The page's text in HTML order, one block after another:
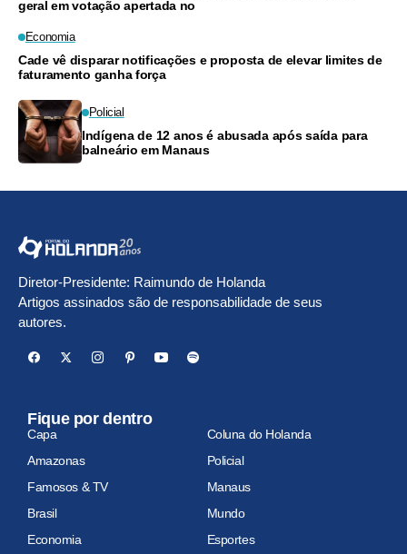
geral em votação apertada no
Economia
Cade vê disparar notificações e proposta de elevar limites de
faturamento ganha força
Policial
Indígena de 12 anos é abusada após saída para
balneário em Manaus
Diretor-Presidente: Raimundo de Holanda
Artigos assinados são de responsabilidade de seus
autores.
Fique por dentro
Capa
Coluna do Holanda
Amazonas
Policial
Famosos & TV
Manaus
Brasil
Mundo
Economia
Esportes